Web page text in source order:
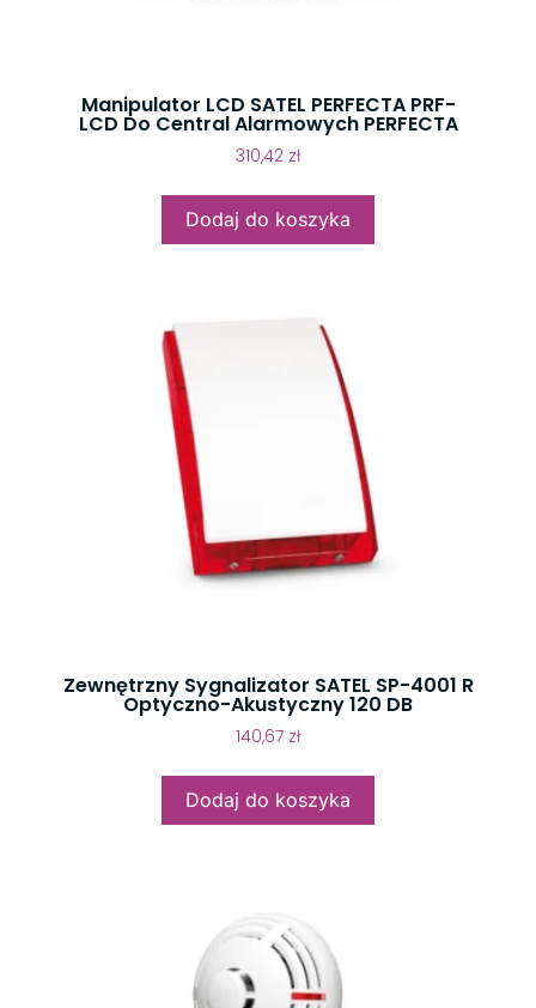
Manipulator LCD SATEL PERFECTA PRF-
LCD Do Central Alarmowych PERFECTA
310,42 zł
Dodaj do koszyka
Zewnętrzny Sygnalizator SATEL SP-4001 R
Optyczno-Akustyczny 120 DB
140,67 zł
Dodaj do koszyka